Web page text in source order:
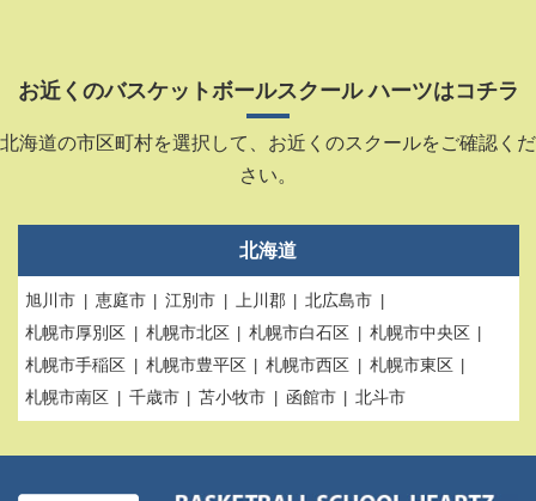
お近くのバスケットボールスクール ハーツはコチラ
北海道の市区町村を選択して、お近くのスクールをご確認くだ
さい。
北海道
旭川市 恵庭市 江別市 上川郡
北広島市
札幌市厚別区
札幌市北区 札幌市白石区
札幌市中央区
札幌市手稲区
札幌市豊平区 札幌市西区
札幌市東区
札幌市南区
千歳市 苫小牧市 函館市 北斗市